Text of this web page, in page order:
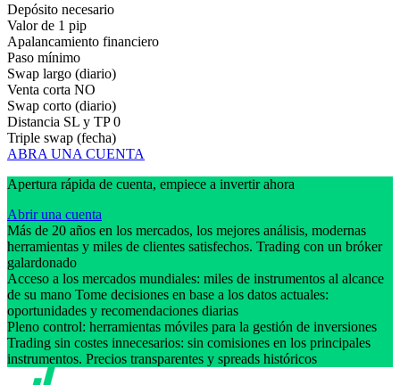
Depósito necesario
Valor de 1 pip
Apalancamiento financiero
Paso mínimo
Swap largo (diario)
Venta corta NO
Swap corto (diario)
Distancia SL y TP 0
Triple swap (fecha)
ABRA UNA CUENTA
Apertura rápida de cuenta, empiece a invertir ahora
Abrir una cuenta
Más de 20 años en los mercados, los mejores análisis, modernas
herramientas y miles de clientes satisfechos. Trading con un bróker
galardonado
Acceso a los mercados mundiales: miles de instrumentos al alcance
de su mano Tome decisiones en base a los datos actuales:
oportunidades y recomendaciones diarias
Pleno control: herramientas móviles para la gestión de inversiones
Trading sin costes innecesarios: sin comisiones en los principales
instrumentos. Precios transparentes y spreads históricos